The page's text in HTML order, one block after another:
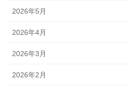
2026年5月
2026年4月
2026年3月
2026年2月